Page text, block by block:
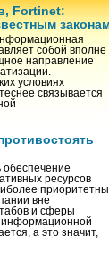
Fortinet:
собой вполне
направление
условиях
связывается
обеспечение
ресурсов
вне
и сферы
информационной
а это значит,